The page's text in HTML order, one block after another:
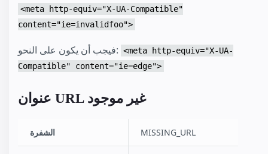
<meta http-equiv="X-UA-Compatible"
content="ie=invalidfoo">
فيجب أن يكون على النحو: <meta http-equiv="X-UA-
Compatible" content="ie=edge">
عنوان URL غير موجود
الشفرة MISSING_URL